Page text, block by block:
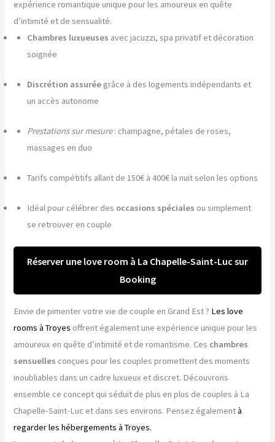
expérience romantique unique pour les amoureux en quête
d’intimité et de sensualité.
Chambres luxueuses avec jacuzzi, spa privatif et décoration
soignée
Discrétion assurée grâce à des logements indépendants et
un accès autonome
Prestations sur mesure: champagne, pétales de roses,
massages en duo
Tarifs compétitifs allant de 150€ à 400€ la nuit selon les options
Idéal pour célébrer des occasions spéciales ou simplement
se retrouver en couple
Réserver une love room à La Chapelle-Saint-Luc sur
Booking
Envie de pimenter votre vie de couple en Grand Est ? Les love
rooms à Troyes offrent également une expérience unique pour les
amoureux en quête d’intimité et de romantisme. Ces chambres
sensuelles conçues pour les couples promettent des moments
inoubliables dans un cadre luxueux et discret. Découvrons
ensemble ce concept qui séduit de plus en plus de couples à La
Chapelle-Saint-Luc et dans ses environs. Pensez égalementà
regarder les hébergements à Troyes.